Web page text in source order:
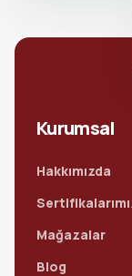
Kurumsal
Hakkımızda
Mağazalar
Blog